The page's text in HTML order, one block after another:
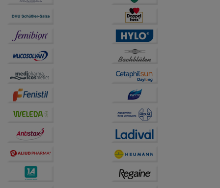
Statistik & Tracking:
Hierüber lassen sich
Informationen über die Art und Weise der Nutzung
unserer Website sammeln, mit deren Hilfe wir unsere
Website weiter für Sie optimieren können, den Inhalt
auf unserer Website aber auch die Werbung auf
Drittseiten möglichst relevant für Sie zu gestalten.
Bitte beachten Sie, dass Daten hierfür teilweise an
übertragen werden.